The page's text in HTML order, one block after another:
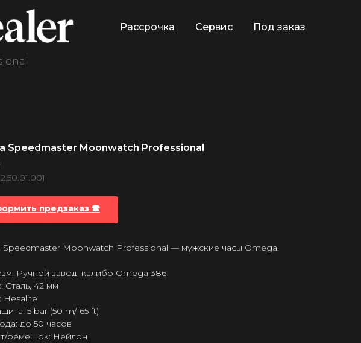
Рассрочка Сервис Под заказ
Speedmaster Moonwatch Professional
предзаказ 🕿
Speedmaster Moonwatch Professional — мужские часы Omega.
Ручной завод, калибр Omega 3861
Сталь, 42 мм
Hesalite
5 bar (50 m/165 ft)
до 50 часов
ремешок: Нейлон